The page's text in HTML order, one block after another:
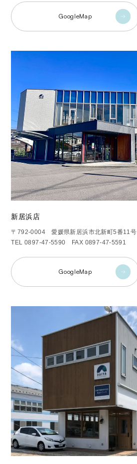
GoogleMap
新居浜店
〒792-0004 愛媛県新居浜市北新町5番11号
TEL 0897-47-5590 FAX 0897-47-5591
GoogleMap